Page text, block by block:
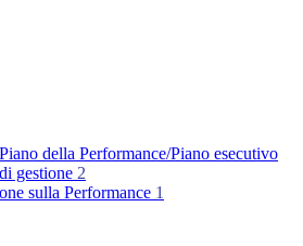
Piano della Performance/Piano esecutivo
di gestione 2
sulla Performance 1